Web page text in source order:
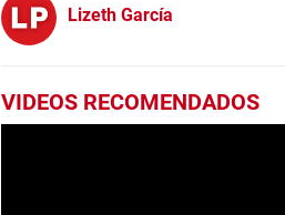
Lizeth García
VIDEOS RECOMENDADOS